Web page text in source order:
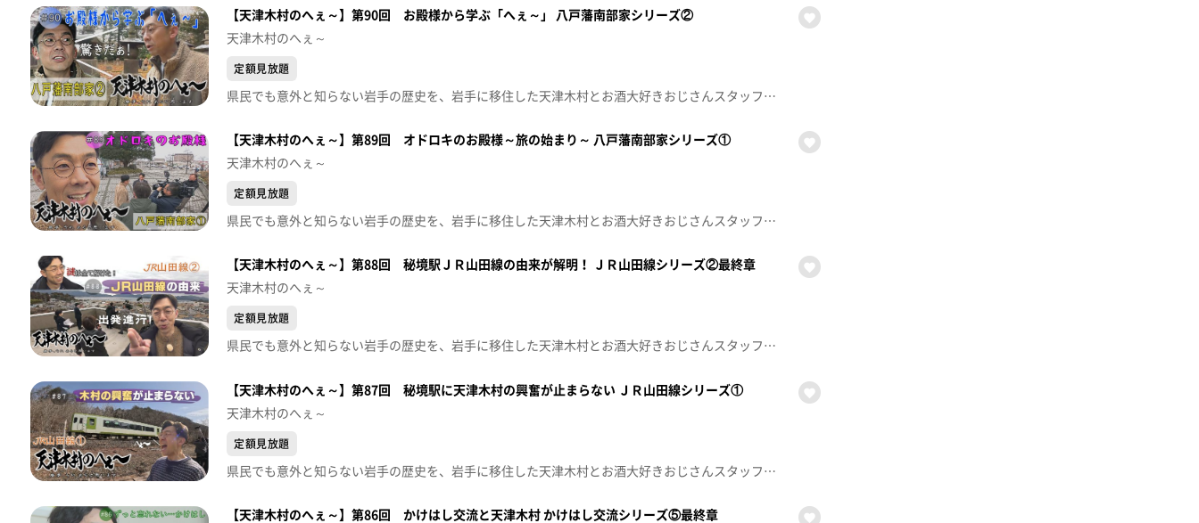
【天津木村のへぇ～】第90回 お殿様から学ぶ「へぇ～」 八戸藩南部家シリーズ②
天津木村のへぇ～
定額見放題
県民でも意外と知らない岩手の歴史を、岩手に移住した天津木村とお酒大好きおじさんスタッフが掘り起こす人情紀行バラエティー！思わず「へぇ～」と言ってしまうこと「あると思います！」※この動画は2024年4月5日に放送した番組をtopo用に再編集したものです。「天津木村のへぇ～ 岩手、それあると思います」毎週金曜日 深夜０時１５分～ 絶賛放送中！！
【天津木村のへぇ～】第89回 オドロキのお殿様～旅の始まり～ 八戸藩南部家シリーズ①
天津木村のへぇ～
定額見放題
県民でも意外と知らない岩手の歴史を、岩手に移住した天津木村とお酒大好きおじさんスタッフが掘り起こす人情紀行バラエティー！思わず「へぇ～」と言ってしまうこと「あると思います！」※この動画は2024年3月29日に放送した番組をtopo用に再編集したものです。「天津木村のへぇ～ 岩手、それあると思います」毎週金曜日 深夜０時１５分～ 絶賛放送中！！
【天津木村のへぇ～】第88回 秘境駅ＪＲ山田線の由来が解明！ ＪＲ山田線シリーズ②最終章
天津木村のへぇ～
定額見放題
県民でも意外と知らない岩手の歴史を、岩手に移住した天津木村とお酒大好きおじさんスタッフが掘り起こす人情紀行バラエティー！思わず「へぇ～」と言ってしまうこと「あると思います！」※この動画は2024年3月22日に放送した番組をtopo用に再編集したものです。「天津木村のへぇ～ 岩手、それあると思います」毎週金曜日 深夜０時１５分～ 絶賛放送中！！
【天津木村のへぇ～】第87回 秘境駅に天津木村の興奮が止まらない ＪＲ山田線シリーズ①
天津木村のへぇ～
定額見放題
県民でも意外と知らない岩手の歴史を、岩手に移住した天津木村とお酒大好きおじさんスタッフが掘り起こす人情紀行バラエティー！思わず「へぇ～」と言ってしまうこと「あると思います！」※この動画は2024年3月15日に放送した番組をtopo用に再編集したものです。「天津木村のへぇ～ 岩手、それあると思います」毎週金曜日 深夜０時１５分～ 絶賛放送中！！
【天津木村のへぇ～】第86回 かけはし交流と天津木村 かけはし交流シリーズ⑤最終章